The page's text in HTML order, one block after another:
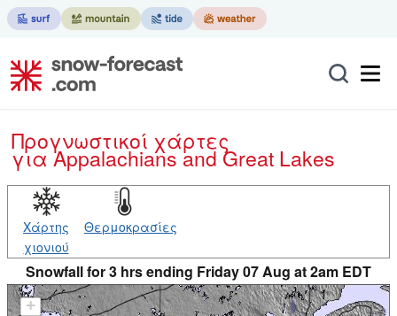
Προγνωστικοί χάρτες
για Appalachians and Great Lakes
Χάρτης
χιονιού
Θερμοκρασίες
Snowfall for 3 hrs ending Friday 07 Aug at 2am EDT
+